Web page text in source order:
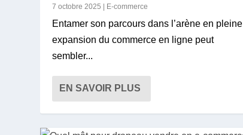
7 octobre 2025 E-commerce
Entamer son parcours dans l’arène en pleine
expansion du commerce en ligne peut
sembler...
EN SAVOIR PLUS